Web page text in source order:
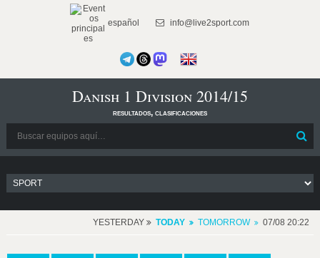
español info@live2sport.com
Danish 1 Division 2014/15
resultados, clasificaciones
YESTERDAY TODAY TOMORROW 07/08 20:22